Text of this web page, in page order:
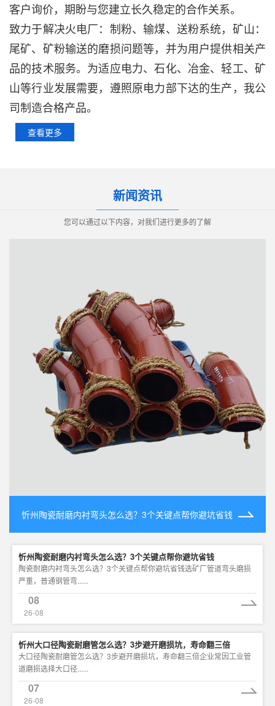
客户询价，期盼与您建立长久稳定的合作关系。
致力于解决火电厂：制粉、输煤、送粉系统，矿山：
尾矿、矿粉输送的磨损问题等，并为用户提供相关产
品的技术服务。 为适应电力、石化、冶金、轻工、矿
山等行业发展需要，遵照原电力部下达的生产，我公
司制造合格产品。
查看更多
新闻资讯
您可以通过以下内容，对我们进行更多的了解
忻州陶瓷耐磨内衬弯头怎么选？3个关键点帮你避坑省钱
忻州陶瓷耐磨内衬弯头怎么选？3个关键点帮你避坑省钱
陶瓷耐磨内衬弯头怎么选？3个关键点帮你避坑省钱选矿厂管道弯头磨损
严重，普通钢管弯......
08
26-08
忻州大口径陶瓷耐磨管怎么选？3步避开磨损坑，寿命翻三倍
大口径陶瓷耐磨管怎么选？3步避开磨损坑，寿命翻三倍企业常因工业管
道磨损选择大口径......
07
26-08